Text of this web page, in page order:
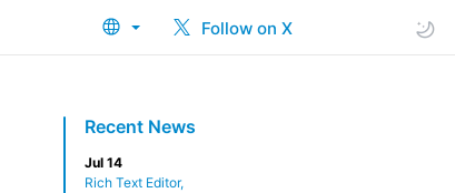
Follow on X
Recent News
Jul 14
Rich Text Editor,